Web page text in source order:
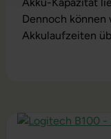
Akku-Kapazität
Dennoch können
Akkulaufzeiten
Produktgalerie